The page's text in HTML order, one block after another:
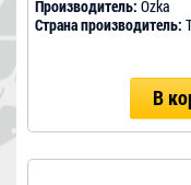
Производитель: Ozka
Страна производитель:
В